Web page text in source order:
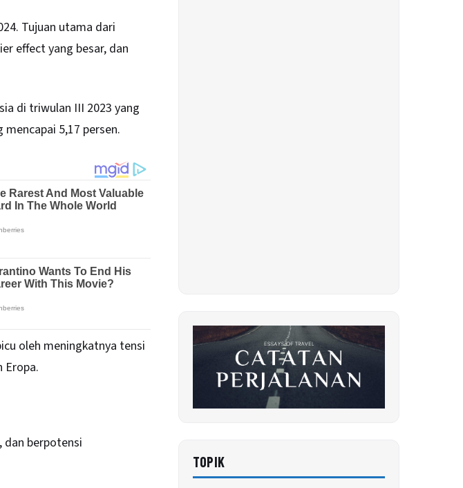
Tujuan utama dari
effect yang besar, dan
di triwulan III 2023 yang
5,17 persen.
oleh meningkatnya tensi
Eropa.
dan berpotensi
TOPIK